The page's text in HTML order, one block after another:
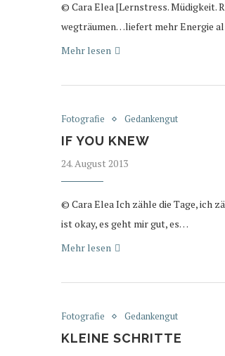
© Cara Elea [Lernstress. Müdigkeit.
wegträumen…liefert mehr Energie
Mehr lesen
Fotografie Gedankengut
IF YOU KNEW
24. August 2013
© Cara Elea Ich zähle die Tage, ich
ist okay, es geht mir gut, es…
Mehr lesen
Fotografie Gedankengut
KLEINE SCHRITTE